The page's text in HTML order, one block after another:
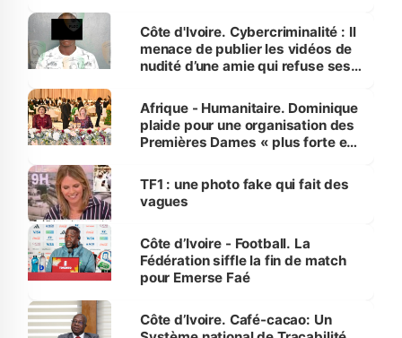
des Transports
Côte d'Ivoire. Cybercriminalité : Il
menace de publier les vidéos de
nudité d’une amie qui refuse ses
Afrique - Humanitaire. Dominique
plaide pour une organisation des
Premières Dames « plus forte et
sur la scène internationale »
TF1 : une photo fake qui fait des
vagues
Côte d’Ivoire - Football. La
Fédération siffle la fin de match
pour Emerse Faé
Côte d’Ivoire. Café-cacao: Un